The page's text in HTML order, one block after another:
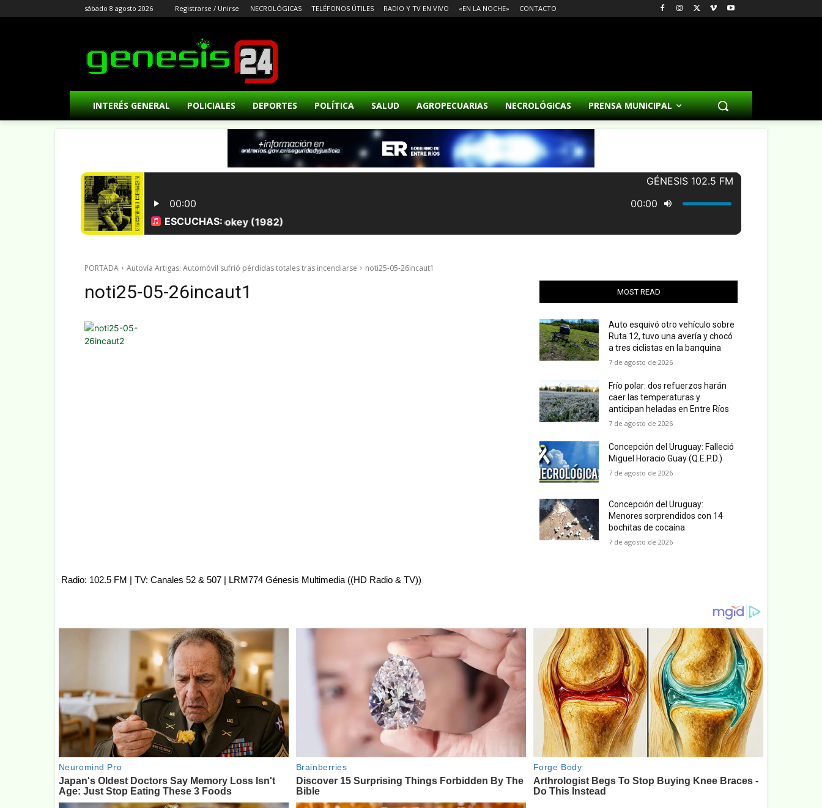
sábado 8 agosto 2026 Registrarse / Unirse NECROLÓGICAS TELÉFONOS ÚTILES RADIO Y TV EN VIVO «EN LA NOCHE» CONTACTO
INTERÉS GENERAL POLICIALES DEPORTES POLÍTICA SALUD AGROPECUARIAS NECROLÓGICAS PRENSA MUNICIPAL
PORTADA Autovía Artigas: Automóvil sufrió pérdidas totales tras incendiarse noti25-05-26incaut1
noti25-05-26incaut1 MOST READ
Auto esquivó otro vehículo sobre
Ruta 12, tuvo una avería y chocó
a tres ciclistas en la banquina
7 de agosto de 2026
Frío polar: dos refuerzos harán
caer las temperaturas y
anticipan heladas en Entre Ríos
7 de agosto de 2026
Concepción del Uruguay: Falleció
Miguel Horacio Guay (Q.E.P.D.)
7 de agosto de 2026
Concepción del Uruguay:
Menores sorprendidos con 14
bochitas de cocaína
7 de agosto de 2026
Radio: 102.5 FM | TV: Canales 52 & 507 | LRM774 Génesis Multimedia ((HD Radio & TV))